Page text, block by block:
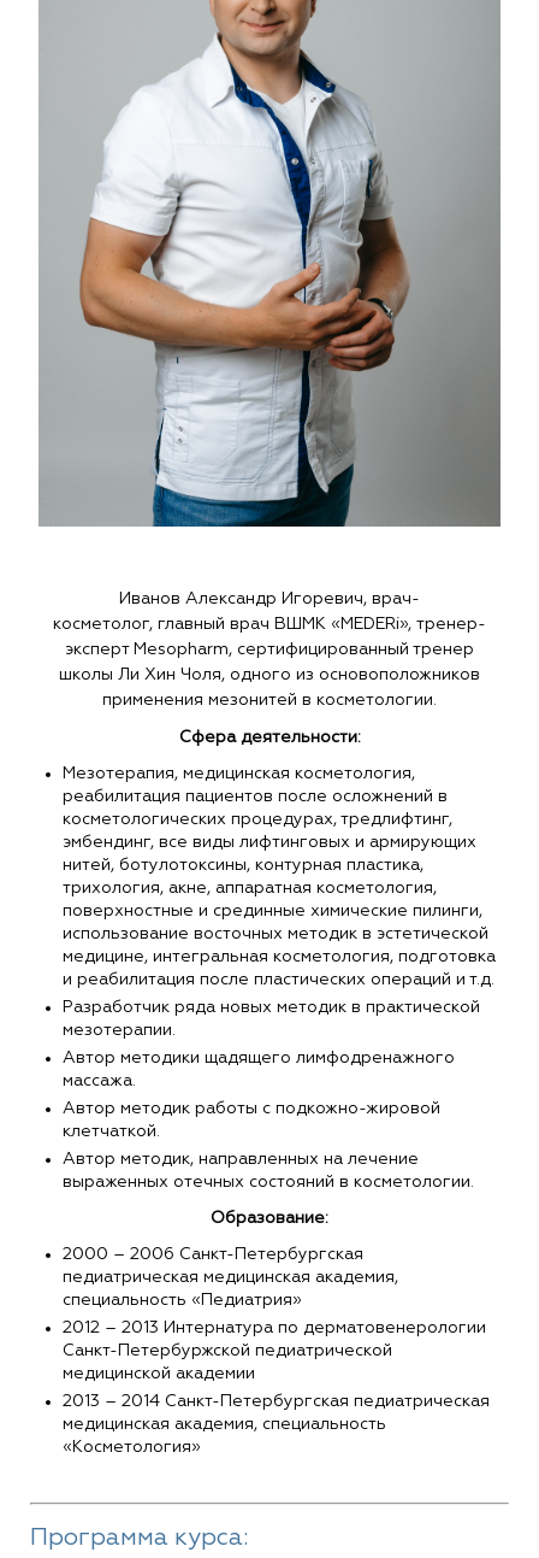
Иванов Александр Игоревич, врач-
косметолог, главный врач ВШМК «MEDERi», тренер-
эксперт Mesopharm, сертифицированный тренер
школы Ли Хин Чоля, одного из основоположников
применения мезонитей в косметологии.
Сфера деятельности:
Мезотерапия, медицинская косметология,
реабилитация пациентов после осложнений в
косметологических процедурах, тредлифтинг,
эмбендинг, все виды лифтинговых и армирующих
нитей, ботулотоксины, контурная пластика,
трихология, акне, аппаратная косметология,
поверхностные и срединные химические пилинги,
использование восточных методик в эстетической
медицине, интегральная косметология, подготовка
и реабилитация после пластических операций и т.д.
Разработчик ряда новых методик в практической
мезотерапии.
Автор методики щадящего лимфодренажного
массажа.
Автор методик работы с подкожно-жировой
клетчаткой.
Автор методик, направленных на лечение
выраженных отечных состояний в косметологии.
Образование:
2000 – 2006 Санкт-Петербургская
педиатрическая медицинская академия,
специальность «Педиатрия»
2012 – 2013 Интернатура по дерматовенерологии
Санкт-Петербуржской педиатрической
медицинской академии
2013 – 2014 Санкт-Петербургская педиатрическая
медицинская академия, специальность
«Косметология»
Программа курса: